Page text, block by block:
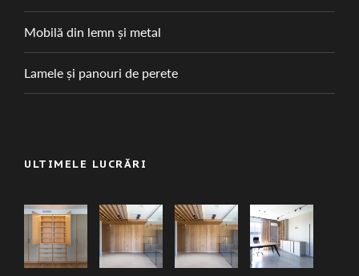
Mobilă din lemn și metal
Lamele și panouri de perete
ULTIMELE LUCRĂRI